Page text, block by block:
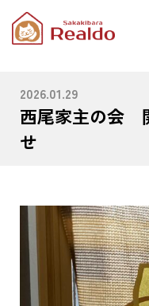
HOME
ブログ
西尾家主の会 開催
2026.01.29
西尾家主の会
せ